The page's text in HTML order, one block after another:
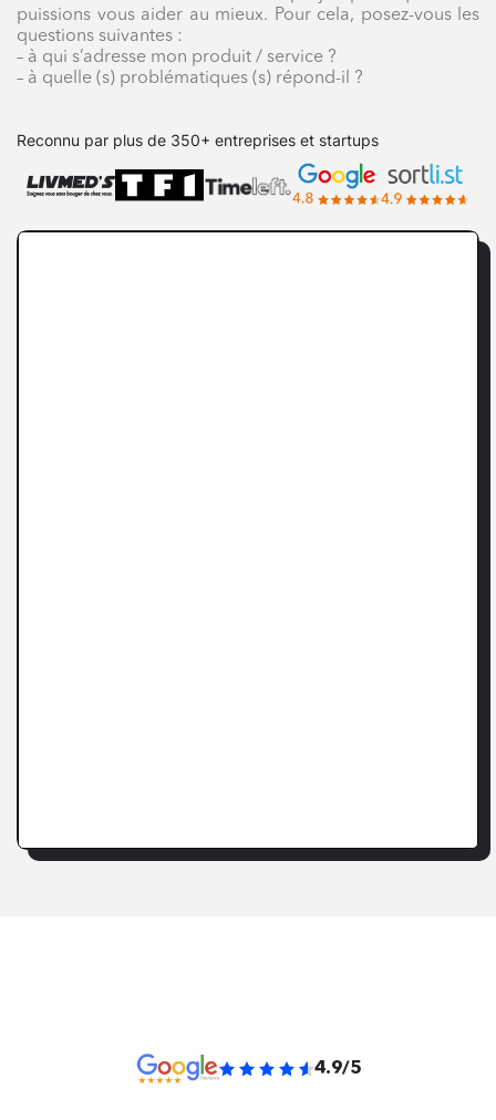
puissions vous aider au mieux. Pour cela, posez-vous les
questions suivantes :
– à qui s’adresse mon produit / service ?
– à quelle (s) problématiques (s) répond-il ?
Reconnu par plus de 350+ entreprises et startups
4.9/5